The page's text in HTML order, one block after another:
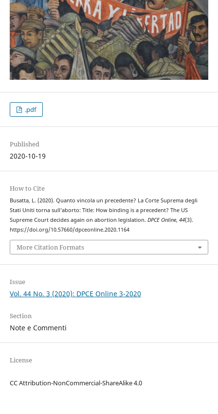
.pdf
Published
2020-10-19
How to Cite
Busatta, L. (2020). Quanto vincola un precedente? La Corte Suprema degli
Stati Uniti torna sull’aborto: Title: How binding is a precedent? The US
Supreme Court decides again on abortion legislation. DPCE Online, 44(3).
https://doi.org/10.57660/dpceonline.2020.1164
More Citation Formats
Issue
Vol. 44 No. 3 (2020): DPCE Online 3-2020
Section
Note e Commenti
License
CC Attribution-NonCommercial-ShareAlike 4.0